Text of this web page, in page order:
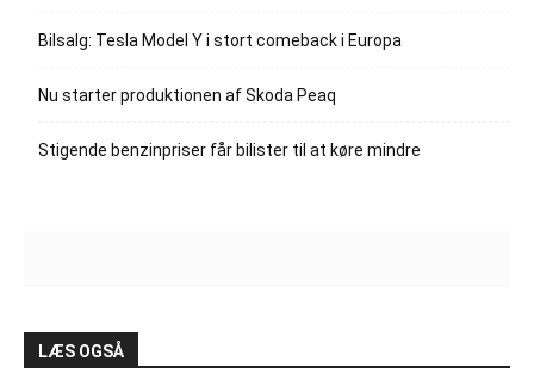
Bilsalg: Tesla Model Y i stort comeback i Europa
Nu starter produktionen af Skoda Peaq
Stigende benzinpriser får bilister til at køre mindre
LÆS OGSÅ